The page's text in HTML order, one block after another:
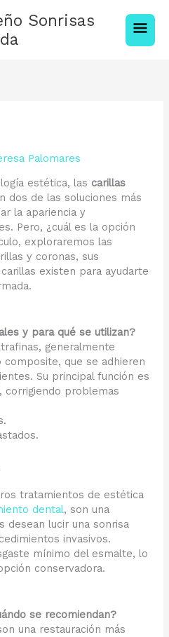
Sonrisas
Palomares
estética, las carillas
dos de las soluciones más
la apariencia y
Pero, ¿cuál es la opción
exploraremos las
y coronas, sus
existen para ayudarte
y para qué se utilizan?
generalmente
que se adhieren
Su principal función es
, corrigiendo problemas
tratamientos de estética
dental, son una
desean lucir una sonrisa
invasivos.
mínimo del esmalte, lo
conservadora.
se recomiendan?
una restauración más